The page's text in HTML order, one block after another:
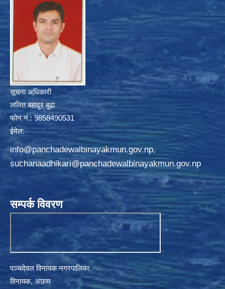
सूचना अधिकारी
ललित बहादुर बुढा
फोन नं.: 9858490531
ईमेल:
info@panchadewalbinayakmun.gov.np,
suchanaadhikari@panchadewalbinayakmun.gov.np
सम्पर्क विवरण
पञ्चदेवल विनायक नगरपालिका
विनायक, अछाम